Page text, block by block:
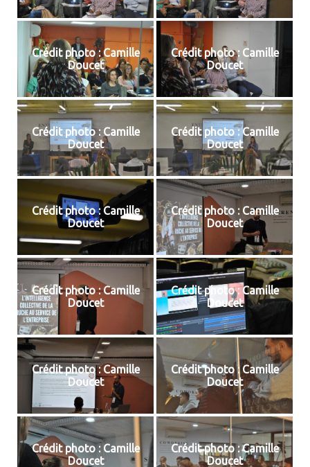
Crédit photo : Camille
Doucet
Crédit photo : Camille
Doucet
Crédit photo : Camille
Doucet
Crédit photo : Camille
Doucet
Crédit photo : Camille
Doucet
Crédit photo : Camille
Doucet
Crédit photo : Camille
Doucet
Crédit photo : Camille
Doucet
Crédit photo : Camille
Doucet
Crédit photo : Camille
Doucet
Crédit photo : Camille
Doucet
Crédit photo : Camille
Doucet